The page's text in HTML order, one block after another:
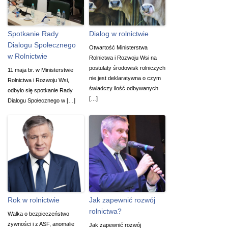
Spotkanie Rady
Dialogu Społecznego
w Rolnictwie
11 maja br. w Ministerstwie
Rolnictwa i Rozwoju Wsi,
odbyło się spotkanie Rady
Dialogu Społecznego w […]
Dialog w rolnictwie
Otwartość Ministerstwa
Rolnictwa i Rozwoju Wsi na
postulaty środowisk rolniczych
nie jest deklaratywna o czym
świadczy ilość odbywanych
[…]
Rok w rolnictwie
Walka o bezpieczeństwo
żywności i z ASF, anomalie
Jak zapewnić rozwój
rolnictwa?
Jak zapewnić rozwój